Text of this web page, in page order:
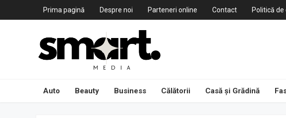
Prima pagină Despre noi Parteneri online Contact Politică
Auto Beauty Business Călătorii Casă și Grădină